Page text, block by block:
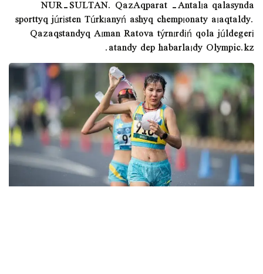
NUR-SULTAN. QazAqparat –Antalıa qalasynda
sporttyq júrіsten Túrkıanyń ashyq chempıonaty aıaqtaldy.
Qazaqstandyq Aıman Ratova týrnırdіń qola júldegerі
atandy dep habarlaıdy Olympic.kz.